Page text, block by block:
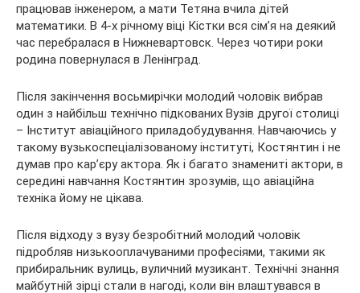
працював інженером, а мати Тетяна вчила дітей
математики. В 4-х річному віці Кістки вся сім’я на деякий
час перебралася в Нижневартовск. Через чотири роки
родина повернулася в Ленінград.
Після закінчення восьмирічки молодий чоловік вибрав
один з найбільш технічно підкованих Вузів другої столиці
– Інститут авіаційного приладобудування. Навчаючись у
такому вузькоспеціалізованому інституті, Костянтин і не
думав про кар’єру актора. Як і багато знамениті актори, в
середині навчання Костянтин зрозумів, що авіаційна
техніка йому не цікава.
Після відходу з вузу безробітний молодий чоловік
підробляв низькооплачуваними професіями, такими як
прибиральник вулиць, вуличний музикант. Технічні знання
майбутній зірці стали в нагоді, коли він влаштувався в